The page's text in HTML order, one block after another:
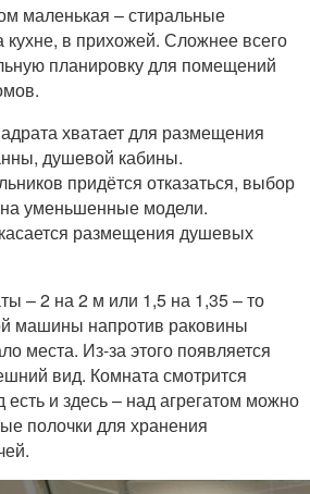
маленькая – стиральные
кухне, в прихожей. Сложнее всего
планировку для помещений
хватает для размещения
душевой кабины.
придётся отказаться, выбор
уменьшенные модели.
размещения душевых
– 2 на 2 м или 1,5 на 1,35 – то
машины напротив раковины
места. Из-за этого появляется
вид. Комната смотрится
и здесь – над агрегатом можно
полочки для хранения